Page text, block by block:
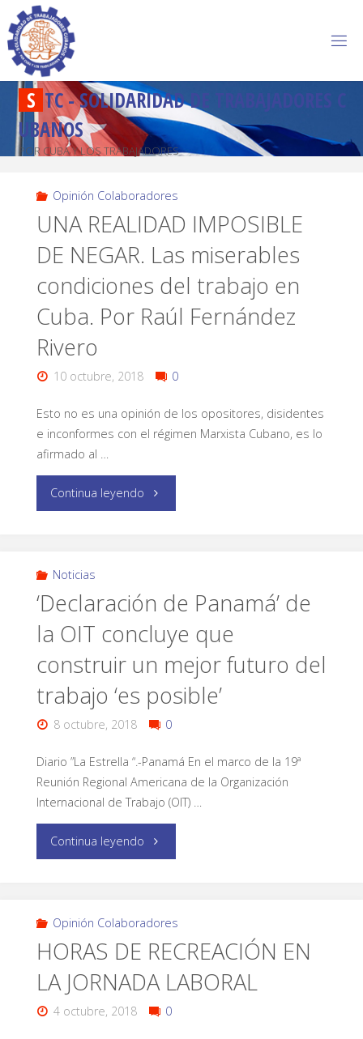
S TC-SOLIDARIDADD R A BAJADORES C
U BANOS
POR CUBA Y LOS TRABAJADORES
Opinión Colaboradores
UNA REALIDAD IMPOSIBLE
DE NEGAR. Las miserables
condiciones del trabajo en
Cuba. Por Raúl Fernández
Rivero
10 octubre, 2018 0
Esto no es una opinión de los opositores, disidentes
e inconformes con el régimen Marxista Cubano, es lo
afirmado al …
Continua leyendo
Noticias
‘Declaración de Panamá’ de
la OIT concluye que
construir un mejor futuro del
trabajo ‘es posible’
8 octubre, 2018 0
Diario ”La Estrella “.-Panamá En el marco de la 19ª
Reunión Regional Americana de la Organización
Internacional de Trabajo (OIT) …
Continua leyendo
Opinión Colaboradores
HORAS DE RECREACIÓN EN
LA JORNADA LABORAL
4 octubre, 2018 0